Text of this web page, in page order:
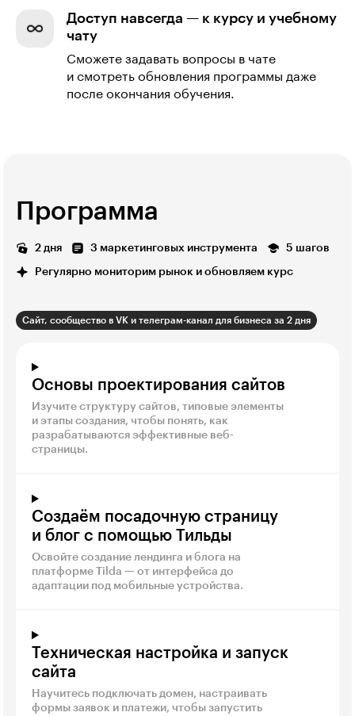
Доступ навсегда — к курсу и учебному
чату
Сможете задавать вопросы в чате
и смотреть обновления программы даже
после окончания обучения.
Программа
2 дня 3 маркетинговых инструмента 5 шагов
Регулярно мониторим рынок и обновляем курс
Сайт, сообщество в VK и телеграм-канал для бизнеса за 2 дня
Основы проектирования сайтов
Изучите структуру сайтов, типовые элементы
и этапы создания, чтобы понять, как
разрабатываются эффективные веб-
страницы.
Создаём посадочную страницу
и блог с помощью Тильды
Освойте создание лендинга и блога на
платформе Tilda — от интерфейса до
адаптации под мобильные устройства.
Техническая настройка и запуск
сайта
Научитесь подключать домен, настраивать
формы заявок и платежи, чтобы запустить